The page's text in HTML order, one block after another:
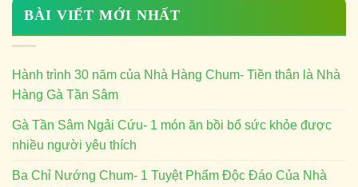
BÀI VIẾT MỚI NHẤT
Hành trình 30 năm của Nhà Hàng Chum- Tiền thân là Nhà
Hàng Gà Tần Sâm
Gà Tần Sâm Ngải Cứu- 1 món ăn bồi bổ sức khỏe được
nhiều người yêu thích
Ba Chỉ Nướng Chum- 1 Tuyệt Phẩm Độc Đáo Của Nhà